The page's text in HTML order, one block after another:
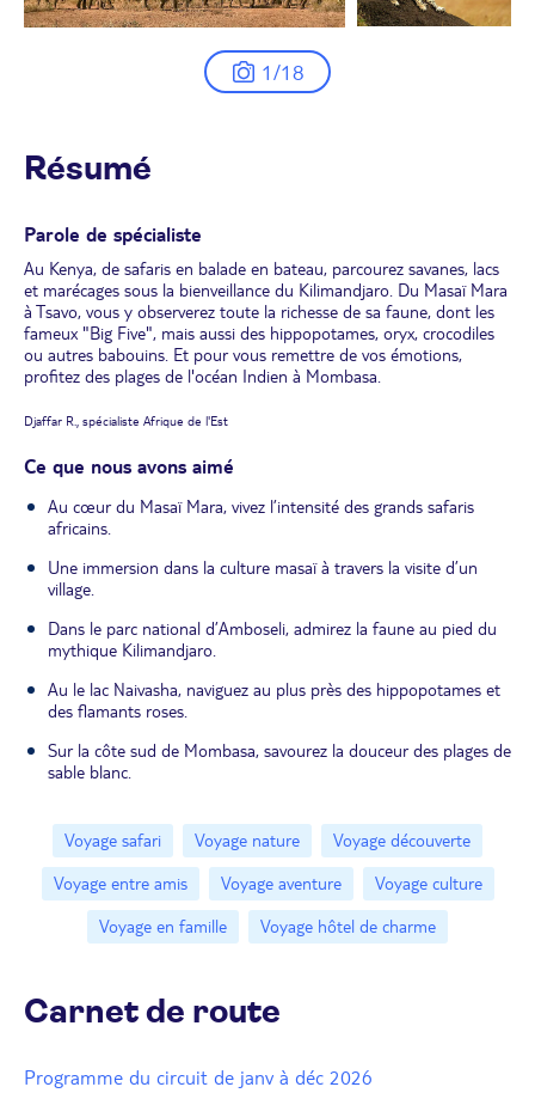
1/18
Résumé
Parole de spécialiste
Au Kenya, de safaris en balade en bateau, parcourez savanes, lacs
et marécages sous la bienveillance du Kilimandjaro. Du Masaï Mara
à Tsavo, vous y observerez toute la richesse de sa faune, dont les
fameux "Big Five", mais aussi des hippopotames, oryx, crocodiles
ou autres babouins. Et pour vous remettre de vos émotions,
profitez des plages de l'océan Indien à Mombasa.
Djaffar R., spécialiste Afrique de l'Est
Ce que nous avons aimé
Au cœur du Masaï Mara, vivez l’intensité des grands safaris
africains.
Une immersion dans la culture masaï à travers la visite d’un
village.
Dans le parc national d’Amboseli, admirez la faune au pied du
mythique Kilimandjaro.
Au le lac Naivasha, naviguez au plus près des hippopotames et
des flamants roses.
Sur la côte sud de Mombasa, savourez la douceur des plages de
sable blanc.
Voyage safari Voyage nature
Voyage découverte
Voyage entre amis
Voyage aventure
Voyage culture
Voyage en famille
Voyage hôtel de charme
Carnet de route
Programme du circuit de janv à déc 2026